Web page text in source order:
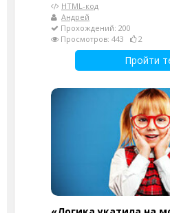
HTML-код
Андрей
Прохождений: 200
Просмотров: 443
2
Пройти